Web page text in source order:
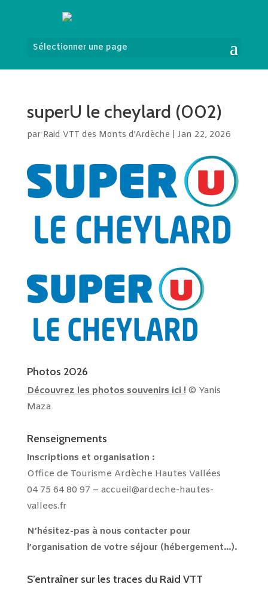
Sélectionner une page
superU le cheylard (002)
par Raid VTT des Monts d'Ardèche Jan 22, 2026
Photos 2026
Découvrez les photos souvenirs ici !© Yanis
Maza
Renseignements
Inscriptions et organisation :
Office de Tourisme Ardèche Hautes Vallées
04 75 64 80 97 – accueil@ardeche-hautes-
vallees.fr
N’hésitez-pas à nous contacter pour
l’organisation de votre séjour (hébergement…).
S’entraîner sur les traces du Raid VTT